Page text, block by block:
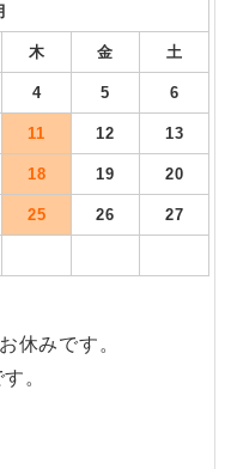
木 金 土
4 5 6
11 12 13
18 19 20
25 26 27
休みです。
。